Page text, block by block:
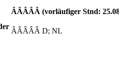
ÂÂÂÂÂ (vorläufiger Stnd:
ÂÂÂÂÂ D; NL